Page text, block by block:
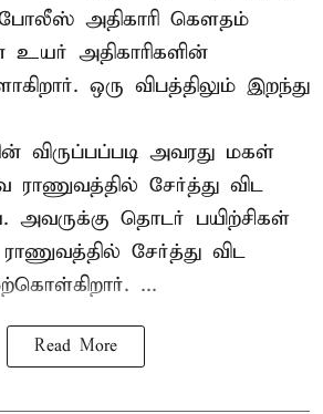
அதிகாரி கௌதம்
அதிகாரிகளின்
ஒரு விபத்திலும் இறந்து
அவரது மகள்
சேர்த்து விட
அவருக்கு தொடர் பயிற்சிகள்
சேர்த்து விட
...
Read More